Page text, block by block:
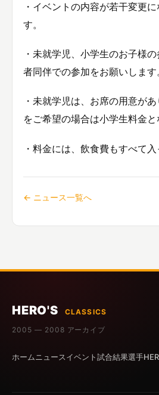
・イベントの内容が若干変更
す。
・未就学児、小学生のお子様
者同伴での参加をお願いします
・未就学児は、お席の用意が
をご希望の場合は小学生料金と
・料金には、飲食費もすべて入
← ニュース一覧へ
HERO'S
CLASSICS
2005 — 2008 アーカイブ
ホームニュースイベント試合結果選手